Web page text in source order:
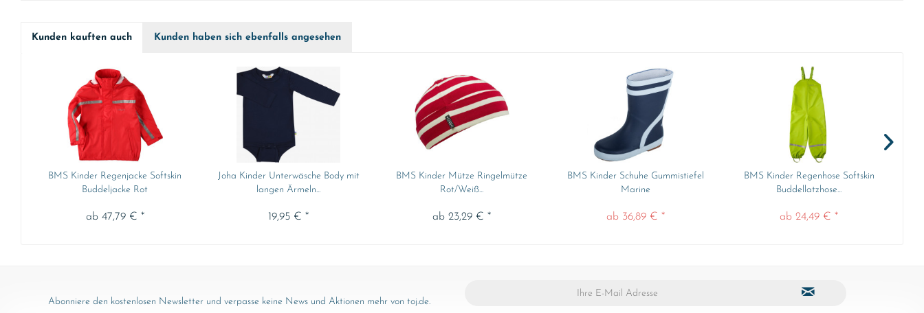
Kunden kauften auch Kunden haben sich ebenfalls angesehen
BMS Kinder Regenjacke Softskin
Buddeljacke Rot
ab 47,79 € *
Joha Kinder Unterwäsche Body mit
langen Ärmeln...
19,95 € *
BMS Kinder Mütze Ringelmütze
Rot/Weiß...
ab 23,29 € *
BMS Kinder Schuhe Gummistiefel
Marine
ab 36,89 € *
BMS Kinder Regenhose Softskin
Buddellatzhose...
ab 24,49 € *
Abonniere den kostenlosen Newsletter und verpasse keine News und Aktionen mehr von toj.de.